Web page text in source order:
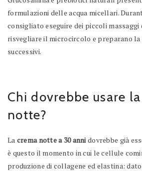
formulazioni delle acqua micellari.
consigliato eseguire dei piccoli
risvegliare il microcircolo e preparano
successivi.
Chi dovrebbe usare
notte?
La crema notte a 30 annidovrebbe già
è questo il momento in cui le cellule
produzione di collagene ed elastina: